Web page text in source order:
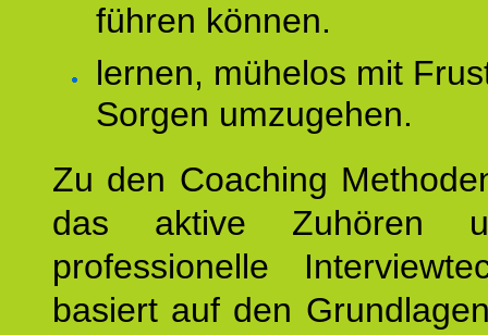
führen können.
lernen, mühelos mit
Sorgen umzugehen.
Zu den Coaching
das aktive Zuhören
professionelle
basiert auf den